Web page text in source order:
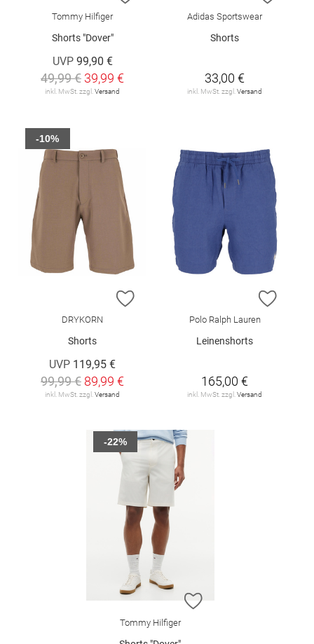
Tommy Hilfiger
Shorts "Dover"
UVP 99,90 €
49,99 € 39,99 €
inkl. MwSt. zzgl. Versand
Adidas Sportswear
Shorts
33,00 €
inkl. MwSt. zzgl. Versand
ZUR WUNSCHLISTE HINZUFÜGEN
DRYKORN
Shorts
UVP 119,95 €
99,99 € 89,99 €
inkl. MwSt. zzgl. Versand
-10%
ZUR
Polo Ralph Lauren
Leinenshorts
165,00 €
inkl. MwSt. zzgl. Versand
ZUR WUNSCHLISTE
Tommy Hilfiger
-22%